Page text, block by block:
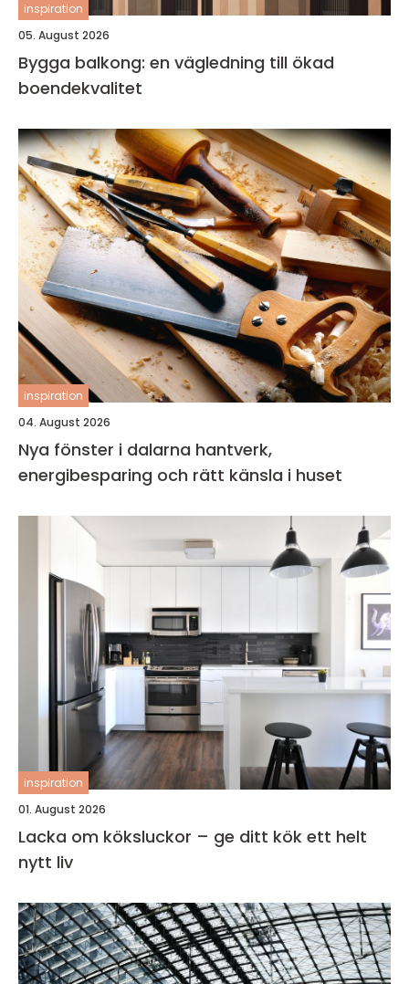
inspiration
05. August 2026
Bygga balkong: en vägledning till ökad
boendekvalitet
inspiration
04. August 2026
Nya fönster i dalarna hantverk,
energibesparing och rätt känsla i huset
inspiration
01. August 2026
Lacka om köksluckor – ge ditt kök ett helt
nytt liv